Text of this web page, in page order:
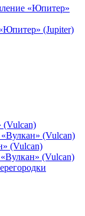
«Юпитер»
(Jupiter)
(Vulcan)
(Vulcan)
(Vulcan)
(Vulcan)